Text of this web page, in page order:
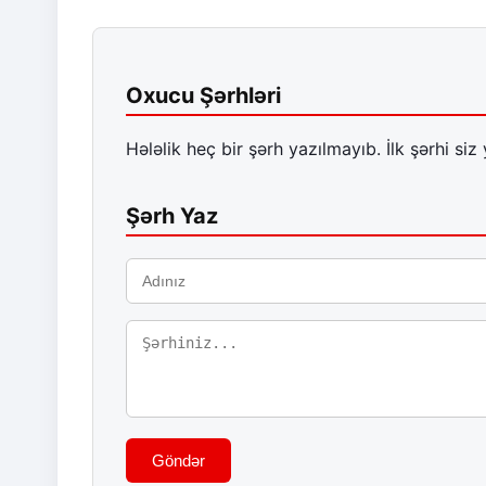
Oxucu Şərhləri
Hələlik heç bir şərh yazılmayıb. İlk şərhi siz
Şərh Yaz
Göndər